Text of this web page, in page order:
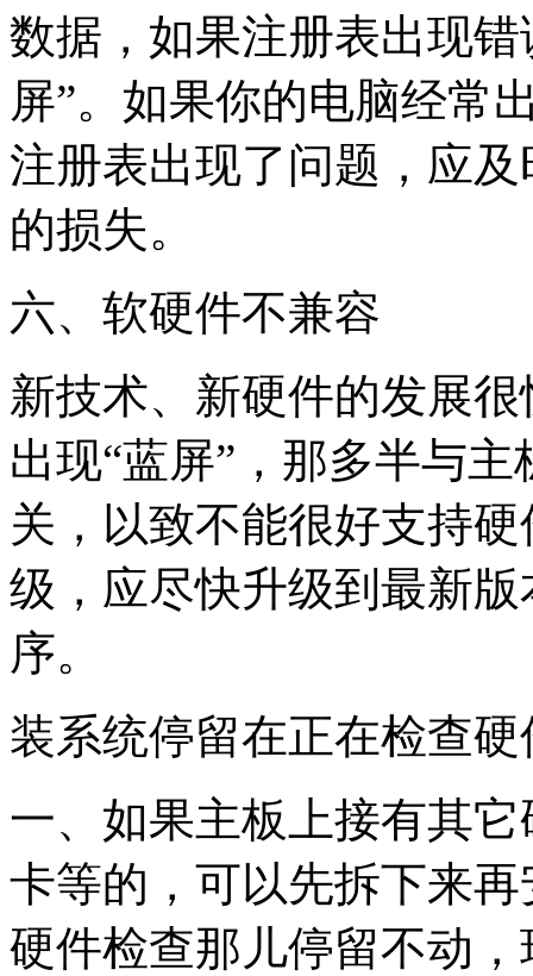
数据，如果注册表出现
屏”。如果你的电脑经常
注册表出现了问题，应
的损失。
六、软硬件不兼容
新技术、新硬件的发展
出现“蓝屏”，那多半与
关，以致不能很好支持
级，应尽快升级到最新
序。
装系统停留在正在检查
一、如果主板上接有其
卡等的，可以先拆下来
硬件检查那儿停留不动